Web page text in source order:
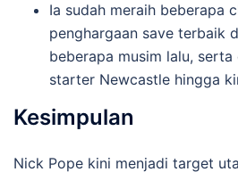
Ia sudah meraih beberapa
penghargaan save terbaik
beberapa musim lalu,
starter Newcastle hingga
Kesimpulan
Nick Pope kini menjadi target